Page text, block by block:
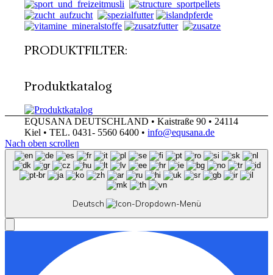
PRODUKTFILTER:
Produktkatalog
EQUSANA DEUTSCHLAND • Kaistraße 90 • 24114
Kiel • TEL. 0431- 5560 6400 •info@equsana.de
Nach oben scrollen
Deutsch